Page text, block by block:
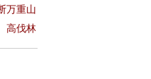
万重山
高伐林